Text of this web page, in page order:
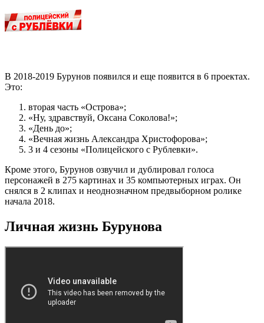
В 2018-2019 Бурунов появился и еще появится в 6 проектах.
Это:
вторая часть «Острова»;
«Ну, здравствуй, Оксана Соколова!»;
«День до»;
«Вечная жизнь Александра Христофорова»;
3 и 4 сезоны «Полицейского с Рублевки».
Кроме этого, Бурунов озвучил и дублировал голоса
персонажей в 275 картинах и 35 компьютерных играх. Он
снялся в 2 клипах и неоднозначном предвыборном ролике
начала 2018.
Личная жизнь Бурунова